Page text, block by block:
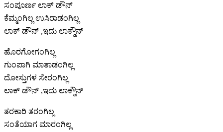
ಸಂಪೂರ್ಣ ಲಾಕ್ ಡೌನ್
ಕೆಮ್ಮಂಗಿಲ್ಲ ಉಸಿರಾಡಂಗಿಲ್ಲ
ಲಾಕ್ ಡೌನ್ ,ಇದು ಲಾಕ್ಡೌನ್
ಹೊರಗೋಗಂಗಿಲ್ಲ
ಗುಂಪಾಗಿ ಮಾತಾಡಂಗಿಲ್ಲ
ದೋಸ್ತುಗಳ ಸೇರಂಗಿಲ್ಲ
ಲಾಕ್ ಡೌನ್ ,ಇದು ಲಾಕ್ಡೌನ್
ತರಕಾರಿ ತರಂಗಿಲ್ಲ
ಸಂತೆಯಾಗ ಮಾರಂಗಿಲ್ಲ